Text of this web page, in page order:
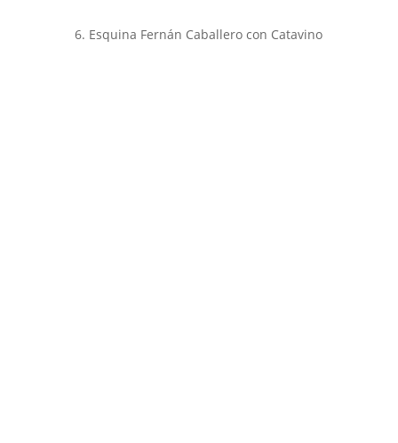
6. Esquina Fernán Caballero con Catavino